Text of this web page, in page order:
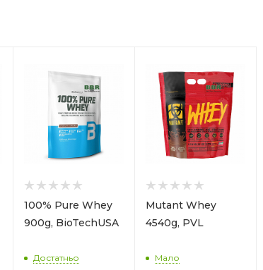
100% Pure Whey
900g, BioTechUSA
Достатньо
Mutant Whey
4540g, PVL
Мало